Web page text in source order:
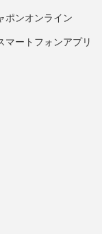
ポンオンライン
マートフォンアプリ